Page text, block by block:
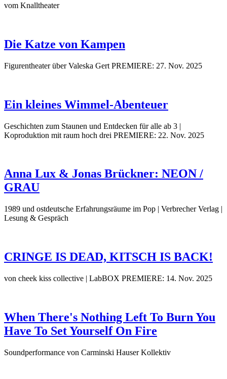
vom Knalltheater
Die Katze von Kampen
Figurentheater über Valeska Gert PREMIERE: 27. Nov. 2025
Ein kleines Wimmel-Abenteuer
Geschichten zum Staunen und Entdecken für alle ab 3 |
Koproduktion mit raum hoch drei PREMIERE: 22. Nov. 2025
Anna Lux & Jonas Brückner: NEON /
GRAU
1989 und ostdeutsche Erfahrungsräume im Pop | Verbrecher Verlag |
Lesung & Gespräch
CRINGE IS DEAD, KITSCH IS BACK!
von cheek kiss collective | LabBOX PREMIERE: 14. Nov. 2025
When There's Nothing Left To Burn You
Have To Set Yourself On Fire
Soundperformance von Carminski Hauser Kollektiv